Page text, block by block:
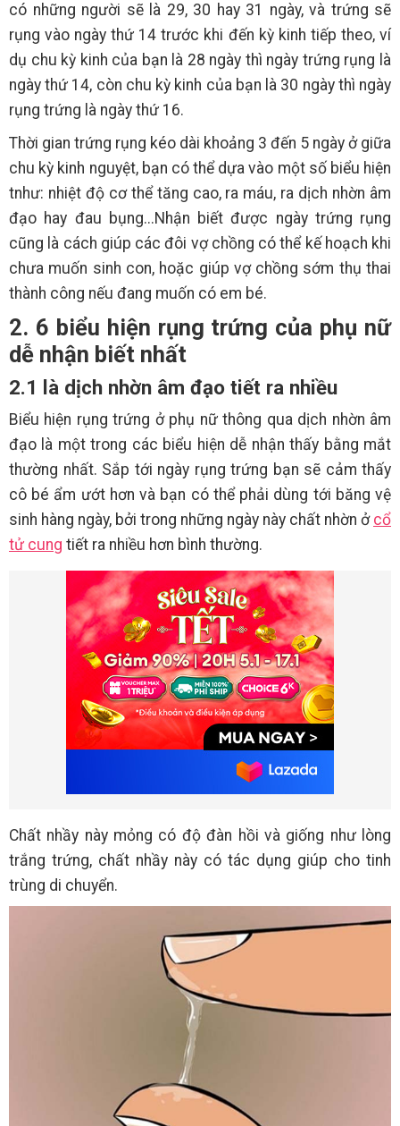
có những người sẽ là 29, 30 hay 31 ngày, và trứng sẽ
rụng vào ngày thứ 14 trước khi đến kỳ kinh tiếp theo, ví
dụ chu kỳ kinh của bạn là 28 ngày thì ngày trứng rụng là
ngày thứ 14, còn chu kỳ kinh của bạn là 30 ngày thì ngày
rụng trứng là ngày thứ 16.
Thời gian trứng rụng kéo dài khoảng 3 đến 5 ngày ở giữa
chu kỳ kinh nguyệt, bạn có thể dựa vào một số biểu hiện
tnhư: nhiệt độ cơ thể tăng cao, ra máu, ra dịch nhờn âm
đạo hay đau bụng...Nhận biết được ngày trứng rụng
cũng là cách giúp các đôi vợ chồng có thể kế hoạch khi
chưa muốn sinh con, hoặc giúp vợ chồng sớm thụ thai
thành công nếu đang muốn có em bé.
2. 6 biểu hiện rụng trứng của phụ nữ
dễ nhận biết nhất
2.1 là dịch nhờn âm đạo tiết ra nhiều
Biểu hiện rụng trứng ở phụ nữ thông qua dịch nhờn âm
đạo là một trong các biểu hiện dễ nhận thấy bằng mắt
thường nhất. Sắp tới ngày rụng trứng bạn sẽ cảm thấy
cô bé ẩm ướt hơn và bạn có thể phải dùng tới băng vệ
sinh hàng ngày, bởi trong những ngày này chất nhờn ở cổ
tử cung tiết ra nhiều hơn bình thường.
Chất nhầy này mỏng có độ đàn hồi và giống như lòng
trắng trứng, chất nhầy này có tác dụng giúp cho tinh
trùng di chuyển.